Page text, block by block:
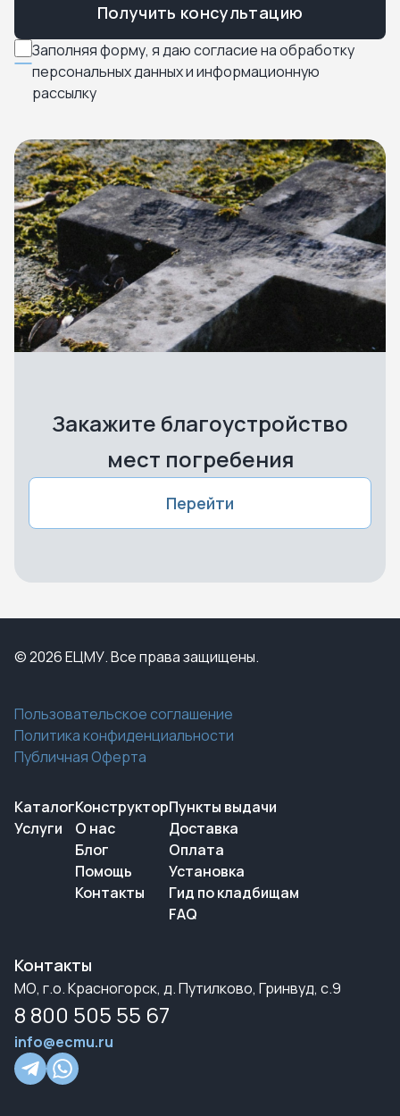
Заполняя форму, я даю согласие на обработку
персональных данных и информационную
рассылку
Получить консультацию
Закажите благоустройство
мест погребения
Перейти
© 2026 ЕЦМУ. Все права защищены.
Пользовательское соглашение
Политика конфиденциальности
Публичная Оферта
Каталог
Услуги
Конструктор
О нас
Блог
Помощь
Контакты
Пункты выдачи
Доставка
Оплата
Установка
Гид по кладбищам
FAQ
Контакты
МО, г.о. Красногорск, д. Путилково, Гринвуд, с.9
8 800 505 55 67
info@ecmu.ru